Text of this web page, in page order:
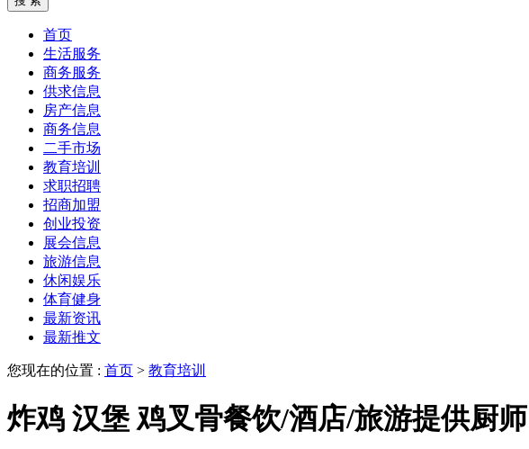
首页
生活服务
商务服务
供求信息
房产信息
商务信息
二手市场
教育培训
求职招聘
招商加盟
创业投资
展会信息
旅游信息
休闲娱乐
体育健身
最新资讯
最新推文
您现在的位置 : 首页 > 教育培训
炸鸡 汉堡 鸡叉骨餐饮/酒店/旅游提供厨